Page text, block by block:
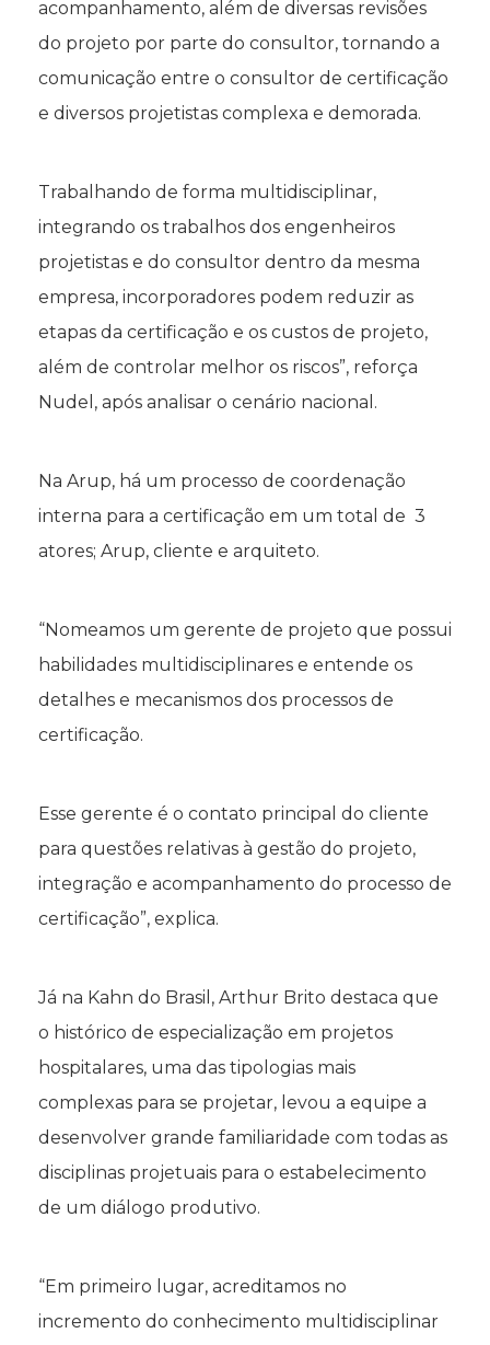
acompanhamento, além de diversas revisões
do projeto por parte do consultor, tornando a
comunicação entre o consultor de certificação
e diversos projetistas complexa e demorada.
Trabalhando de forma multidisciplinar,
integrando os trabalhos dos engenheiros
projetistas e do consultor dentro da mesma
empresa, incorporadores podem reduzir as
etapas da certificação e os custos de projeto,
além de controlar melhor os riscos”, reforça
Nudel, após analisar o cenário nacional.
Na Arup, há um processo de coordenação
interna para a certificação em um total de 3
atores; Arup, cliente e arquiteto.
“Nomeamos um gerente de projeto que possui
habilidades multidisciplinares e entende os
detalhes e mecanismos dos processos de
certificação.
Esse gerente é o contato principal do cliente
para questões relativas à gestão do projeto,
integração e acompanhamento do processo de
certificação”, explica.
Já na Kahn do Brasil, Arthur Brito destaca que
o histórico de especialização em projetos
hospitalares, uma das tipologias mais
complexas para se projetar, levou a equipe a
desenvolver grande familiaridade com todas as
disciplinas projetuais para o estabelecimento
de um diálogo produtivo.
“Em primeiro lugar, acreditamos no
incremento do conhecimento multidisciplinar